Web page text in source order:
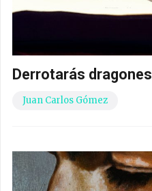
Derrotarás dragones
Juan Carlos Gómez